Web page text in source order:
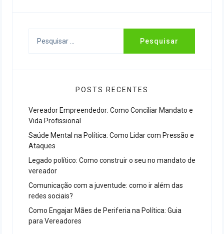
POSTS RECENTES
Vereador Empreendedor: Como Conciliar Mandato e
Vida Profissional
Saúde Mental na Política: Como Lidar com Pressão e
Ataques
Legado político: Como construir o seu no mandato de
vereador
Comunicação com a juventude: como ir além das
redes sociais?
Como Engajar Mães de Periferia na Política: Guia
para Vereadores